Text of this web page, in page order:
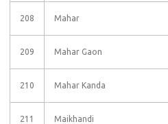
208 Mahar
209 Mahar Gaon
210 Mahar Kanda
211 Maikhandi